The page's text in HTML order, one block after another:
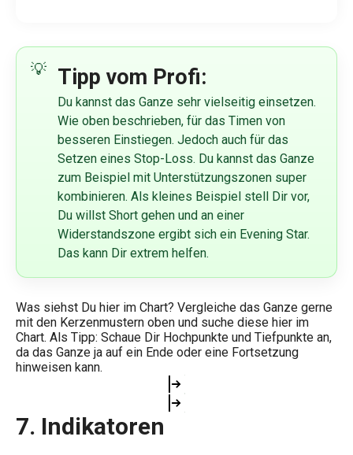
Tipp vom Profi:
Du kannst das Ganze sehr vielseitig einsetzen.
Wie oben beschrieben, für das Timen von
besseren Einstiegen. Jedoch auch für das
Setzen eines Stop-Loss. Du kannst das Ganze
zum Beispiel mit Unterstützungszonen super
kombinieren. Als kleines Beispiel stell Dir vor,
Du willst Short gehen und an einer
Widerstandszone ergibt sich ein Evening Star.
Das kann Dir extrem helfen.
Was siehst Du hier im Chart? Vergleiche das Ganze gerne
mit den Kerzenmustern oben und suche diese hier im
Chart. Als Tipp: Schaue Dir Hochpunkte und Tiefpunkte an,
da das Ganze ja auf ein Ende oder eine Fortsetzung
hinweisen kann.
7. Indikatoren